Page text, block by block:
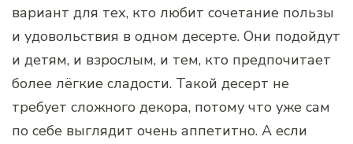
вариант для тех, кто любит сочетание пользы
и удовольствия в одном десерте. Они подойдут
и детям, и взрослым, и тем, кто предпочитает
более лёгкие сладости. Такой десерт не
требует сложного декора, потому что уже сам
по себе выглядит очень аппетитно. А если